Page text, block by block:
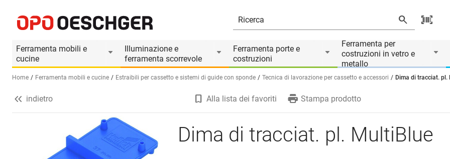
Ferramenta mobili e
cucine
Illuminazione e
ferramenta scorrevole
Ferramenta porte e
costruzioni
Ferramenta per
costruzioni in vetro e
metallo
Seleziona una lingua (IT)
Home Ferramenta mobili e cucine Estraibili per cassetto e sistemi di guide con sponde Tecnica di lavorazione per cassetto e accessori Dima di tracciat. pl.
Informazioni prodotto
Il prodotto è accessorio di
indietro Alla lista dei favoriti Stampa prodotto
Dima di tracciat. pl. MultiBlue